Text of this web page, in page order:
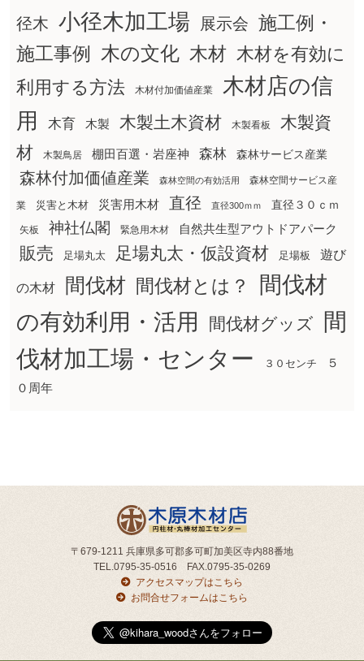
径木 小径木加工場 展示会 施工例・
施工事例
木の文化 木材 木材を有効に
利用する方法
木材付加価値産業
木材店の信
用
木育 木製 木製土木資材 木製看板
木製資
材
木製鳥居 棚田百選・岩座神 森林 森林サービス産業
森林付加価値産業 森林空間の有効活用 森林空間サービス産
業 災害と木材 災害用木材 直径 直径300ｍｍ 直径３０ｃｍ
矢板 神社仏閣 緊急用木材 自然共生型アウトドアパーク
販売 足場丸太 足場丸太・仮設資材 足場板 遊び
の木材 間伐材 間伐材とは？
間伐材
の有効利用・活用
間伐材グッズ
間
伐材加工場・センター
３０センチ
５
０周年
〒679-1211 兵庫県多可郡多可町加美区寺内88番地
TEL.0795-35-0516 FAX.0795-35-0269
アクセスマップはこちら
お問合せフォームはこちら